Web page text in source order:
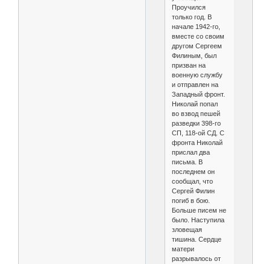
Проучился
только год. В
начале 1942-го,
вместе со своим
другом Сергеем
Филиным, был
призван на
военную службу
и отправлен на
Западный фронт.
Николай попал
во взвод пешей
разведки 398-го
СП, 118-ой СД. С
фронта Николай
прислал два
письма. В
последнем он
сообщал, что
Сергей Филин
погиб в бою.
Больше писем не
было. Наступила
зловещая
тишина. Сердце
матери
разрывалось от